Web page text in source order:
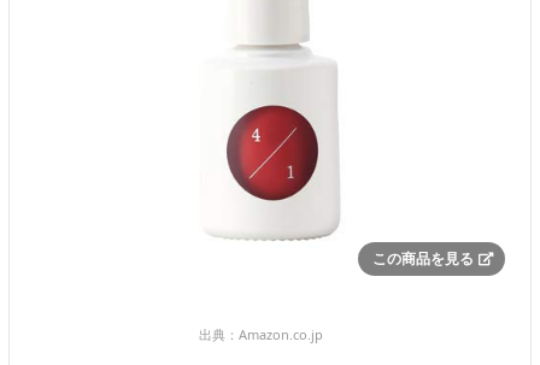
この商品を見る
出典： Amazon.co.jp